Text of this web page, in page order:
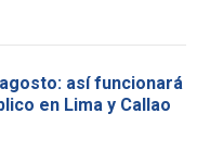
así funcionará
en Lima y Callao